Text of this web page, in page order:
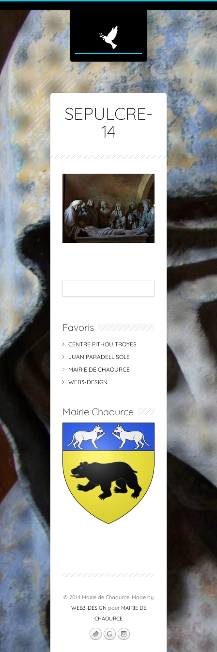
SEPULCRE-
14
Favoris
CENTRE PITHOU TROYES
JUAN PARADELL SOLE
MAIRIE DE CHAOURCE
WEB3-DESIGN
Mairie Chaource
© 2014 Mairie de Chaource. Made by
WEB3-DESIGN pour MAIRIE DE
CHAOURCE